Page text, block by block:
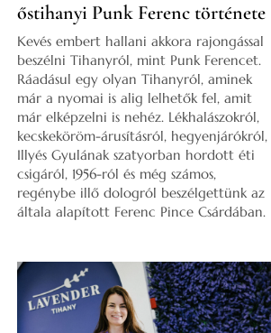
őstihanyi Punk Ferenc története
Kevés embert hallani akkora rajongással
beszélni Tihanyról, mint Punk Ferencet.
Ráadásul egy olyan Tihanyról, aminek
már a nyomai is alig lelhetők fel, amit
már elképzelni is nehéz. Lékhalászokról,
kecskeköröm-árusításról, hegyenjárókról,
Illyés Gyulának szatyorban hordott éti
csigáról, 1956-ról és még számos,
regénybe illő dologról beszélgettünk az
általa alapított Ferenc Pince Csárdában.